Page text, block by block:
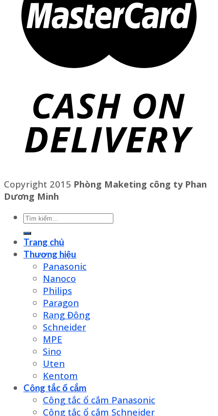
Copyright 2015 Phòng Maketing công ty Phan
Dương Minh
Tìm
Trang chủ
Thương hiệu
Panasonic
Nanoco
Philips
Paragon
Rạng Đông
Schneider
MPE
Sino
Uten
Kentom
Công tắc ổ cắm
Công tắc ổ cắm Panasonic
Công tắc ổ cắm Schneider